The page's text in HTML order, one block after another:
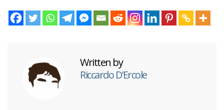
Written by
Riccardo D'Ercole